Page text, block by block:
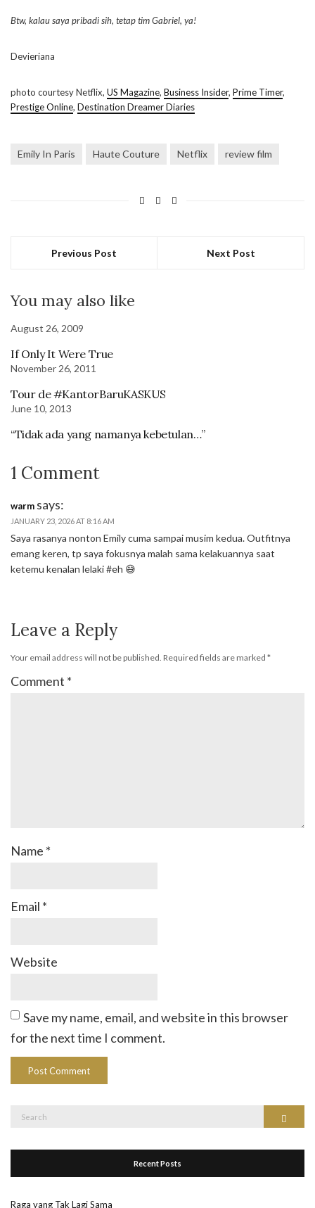
Btw, kalau saya pribadi sih, tetap tim Gabriel, ya!
Devieriana
photo courtesy Netflix, US Magazine, Business Insider, Prime Timer,
Prestige Online, Destination Dreamer Diaries
Emily In Paris Haute Couture Netflix review film
Previous Post Next Post
You may also like
August 26, 2009
If Only It Were True
November 26, 2011
Tour de #KantorBaruKASKUS
June 10, 2013
“Tidak ada yang namanya kebetulan…”
1 Comment
warm says:
JANUARY 23, 2026 AT 8:16 AM
Saya rasanya nonton Emily cuma sampai musim kedua. Outfitnya
emang keren, tp saya fokusnya malah sama kelakuannya saat
ketemu kenalan lelaki #eh 😅
Leave a Reply
Your email address will not be published. Required fields are marked *
Comment *
Name *
Email *
Website
Save my name, email, and website in this browser
for the next time I comment.
Recent Posts
Raga yang Tak Lagi Sama